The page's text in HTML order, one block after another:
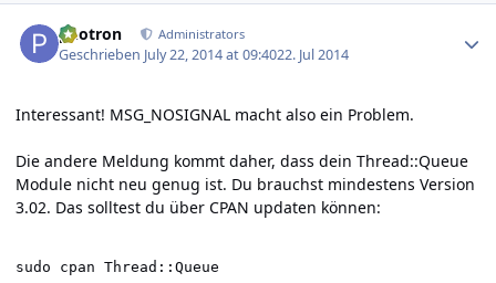
photron Administrators
Geschrieben July 22, 2014 at 09:4022. Jul 2014
Interessant! MSG_NOSIGNAL macht also ein Problem.
Die andere Meldung kommt daher, dass dein Thread::Queue
Module nicht neu genug ist. Du brauchst mindestens Version
3.02. Das solltest du über CPAN updaten können:
sudo cpan Thread::Queue